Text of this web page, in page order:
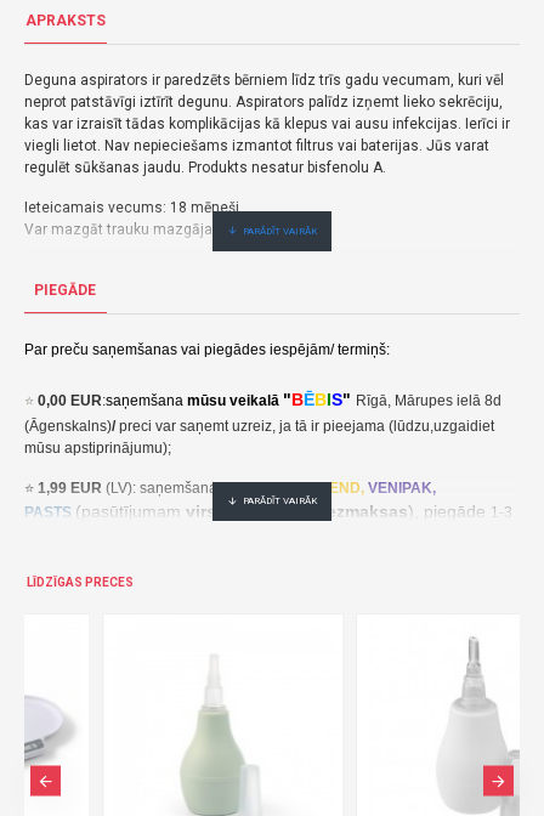
APRAKSTS
Deguna aspirators ir paredzēts bērniem līdz trīs gadu vecumam, kuri vēl
neprot patstāvīgi iztīrīt degunu. Aspirators palīdz izņemt lieko sekrēciju,
kas var izraisīt tādas komplikācijas kā klepus vai ausu infekcijas. Ierīci ir
viegli lietot. Nav nepieciešams izmantot filtrus vai baterijas. Jūs varat
regulēt sūkšanas jaudu. Produkts nesatur bisfenolu A.
Ieteicamais vecums: 18 mēneši.
Var mazgāt trauku mazgājamajā mašīnā.
EAN 5903407560076
Deguna aspirators BASIC 56/007-Canpol babies
Nopirkt Deguna aspirators BASIC 56/007-5903407560076-par zemu cenu,ātri,ērti,bez gaidīšanas.Cenas no vairumtirgotāja.
PIEGĀDE
Par preču saņemšanas vai piegādes iespējām/ termiņš:
⭐ 0,00 EUR:saņemšana mūsu veikalā "BĒBIS" Rīgā, Mārupes ielā 8d
(Āgenskalns)/preci var saņemt uzreiz, ja tā ir pieejama (lūdzu,uzgaidiet
mūsu apstiprinājumu);
⭐ 1,99 EUR (LV): saņemšana pakomātā SEND, VENIPAK,
PASTS (pasūtījumam virs 30,00 EUR- bezmaksas), piegāde 1-3
⭐2,49 EUR(LT, EE): saņemšana pakomātā
LT: 2,49 EUR gavimas siuntų automate UNISEND, Udrop, LPExpress,
pristatymas per 2–5 darbo dienas;
⭐ 3,50 EUR (LV): saņemšana DPD Paku Skapis
virs
30,00 EUR- bezmaksas
LĪDZĪGAS PRECES